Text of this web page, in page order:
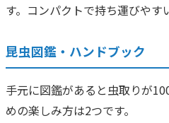
す。コンパクトで持ち運びやす
昆虫図鑑・ハンドブック
手元に図鑑があると虫取りが
めの楽しみ方は2つです。